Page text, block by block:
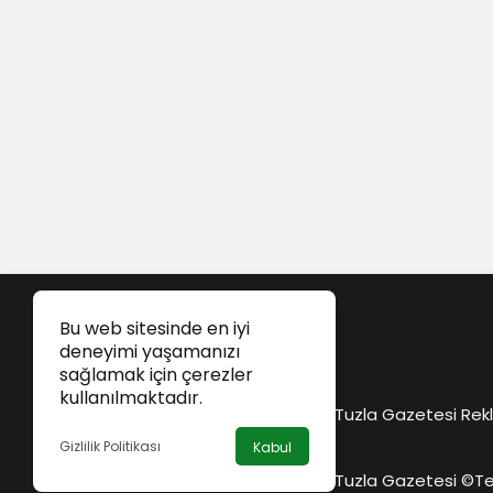
Bu web sitesinde en iyi
deneyimi yaşamanızı
sağlamak için çerezler
kullanılmaktadır.
Gizlilik Politikası Kabul
Tuzla Gazetesi
Tuzla Gazetesi ©